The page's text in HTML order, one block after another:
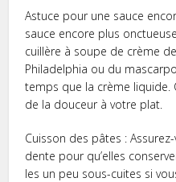
Astuce pour une sauce
sauce encore plus
cuillère à soupe de crème
Philadelphia ou du
temps que la crème liquide.
de la douceur à votre plat.
Cuisson des pâtes :
dente pour qu’elles
les un peu sous-cuites si